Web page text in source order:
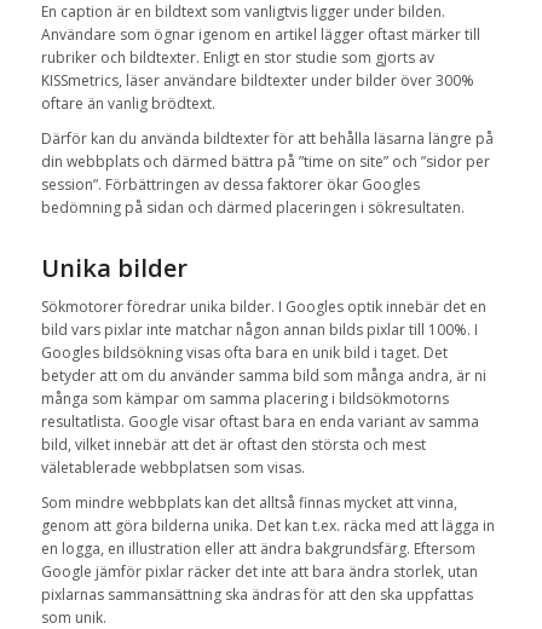
En caption är en bildtext som vanligtvis ligger under bilden.
Användare som ögnar igenom en artikel lägger oftast märker till
rubriker och bildtexter. Enligt en stor studie som gjorts av
KISSmetrics, läser användare bildtexter under bilder över 300%
oftare än vanlig brödtext.
Därför kan du använda bildtexter för att behålla läsarna längre på
din webbplats och därmed bättra på ”time on site” och ”sidor per
session”. Förbättringen av dessa faktorer ökar Googles
bedömning på sidan och därmed placeringen i sökresultaten.
Unika bilder
Sökmotorer föredrar unika bilder. I Googles optik innebär det en
bild vars pixlar inte matchar någon annan bilds pixlar till 100%. I
Googles bildsökning visas ofta bara en unik bild i taget. Det
betyder att om du använder samma bild som många andra, är ni
många som kämpar om samma placering i bildsökmotorns
resultatlista. Google visar oftast bara en enda variant av samma
bild, vilket innebär att det är oftast den största och mest
väletablerade webbplatsen som visas.
Som mindre webbplats kan det alltså finnas mycket att vinna,
genom att göra bilderna unika. Det kan t.ex. räcka med att lägga in
en logga, en illustration eller att ändra bakgrundsfärg. Eftersom
Google jämför pixlar räcker det inte att bara ändra storlek, utan
pixlarnas sammansättning ska ändras för att den ska uppfattas
som unik.